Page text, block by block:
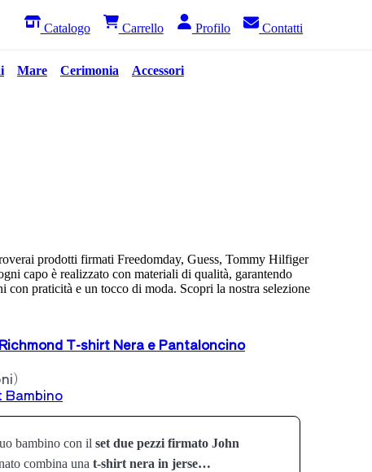
Catalogo Carrello Profilo Contatti
Mare Cerimonia Accessori
prodotti firmati Freedomday, Guess, Tommy Hilfiger
capo è realizzato con materiali di qualità, garantendo
con praticità e un tocco di moda. Scopri la nostra selezione
T-shirt Nera e Pantaloncino
Bambino
bambino con il set due pezzi firmato John
combina una t-shirt nera in jerse…